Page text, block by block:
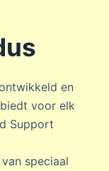
en
voor elk
Support
speciaal